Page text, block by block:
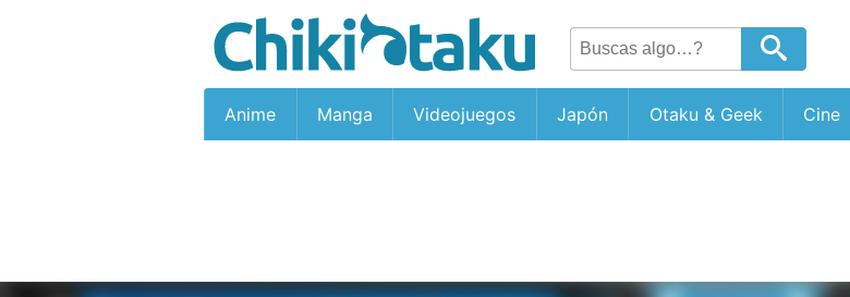
Anime Manga Videojuegos Japón Otaku & Geek Cine